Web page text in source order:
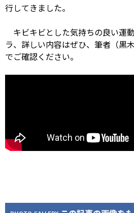
行してきました。
キビキビとした気持ちの良い運
ラ、詳しい内容はぜひ、筆者（黒
でご確認ください。